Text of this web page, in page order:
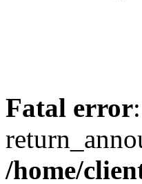
Fatal error
/home/